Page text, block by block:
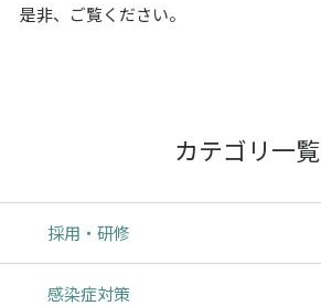
カテゴリ一覧
採用・研修
感染症対策
是非、ご覧ください。